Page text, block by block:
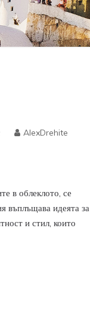
AlexDrehite
в облеклото, се
въплъщава идеята за
и стил, които